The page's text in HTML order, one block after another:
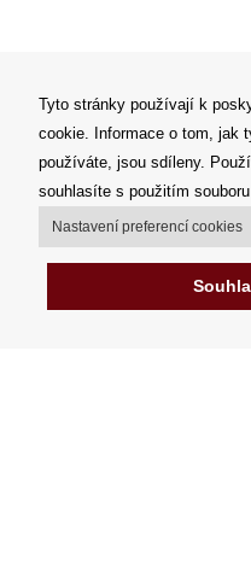
Tyto stránky používají k
cookie. Informace o tom, jak
používáte, jsou sdíleny.
souhlasíte s použitím souboru
Nastavení preferencí cookies